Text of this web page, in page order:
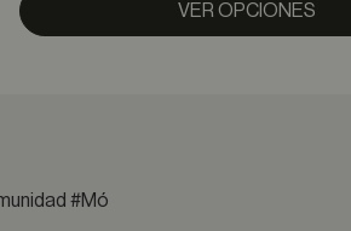
VER OPCIONES
#Mó